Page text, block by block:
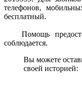
телефонов,
бесплатный.
Помощь
соблюдается.
Вы можете
своей историей: